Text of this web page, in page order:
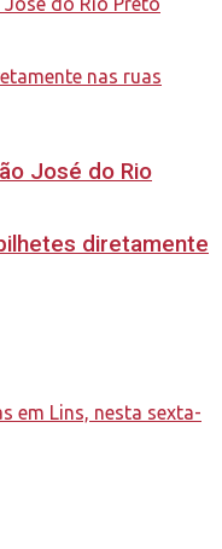
José do Rio
diretamente